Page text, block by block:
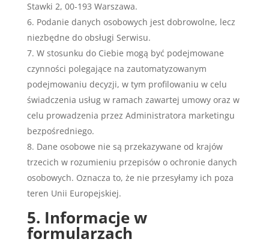
Stawki 2, 00-193 Warszawa.
Podanie danych osobowych jest dobrowolne, lecz
niezbędne do obsługi Serwisu.
W stosunku do Ciebie mogą być podejmowane
czynności polegające na zautomatyzowanym
podejmowaniu decyzji, w tym profilowaniu w celu
świadczenia usług w ramach zawartej umowy oraz w
celu prowadzenia przez Administratora marketingu
bezpośredniego.
Dane osobowe nie są przekazywane od krajów
trzecich w rozumieniu przepisów o ochronie danych
osobowych. Oznacza to, że nie przesyłamy ich poza
teren Unii Europejskiej.
5. Informacje w
formularzach